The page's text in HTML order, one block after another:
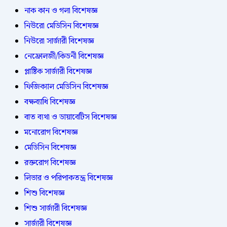
নাক কান ও গলা বিশেষজ্ঞ
নিউরো মেডিসিন বিশেষজ্ঞ
নিউরো সার্জারী বিশেষজ্ঞ
নেফ্রোলজী/কিডনী বিশেষজ্ঞ
প্লাষ্টিক সার্জারী বিশেষজ্ঞ
ফিজিক্যাল মেডিসিন বিশেষজ্ঞ
বক্ষব্যাধি বিশেষজ্ঞ
বাত ব্যথা ও ডায়াবেটিস বিশেষজ্ঞ
মনোরোগ বিশেষজ্ঞ
মেডিসিন বিশেষজ্ঞ
রক্তরোগ বিশেষজ্ঞ
লিভার ও পরিপাকতন্ত্র বিশেষজ্ঞ
শিশু বিশেষজ্ঞ
শিশু সার্জারী বিশেষজ্ঞ
সার্জারী বিশেষজ্ঞ